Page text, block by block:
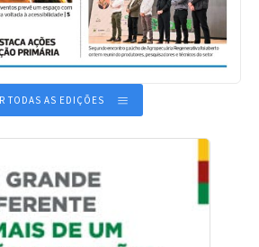
TODAS AS EDIÇÕES